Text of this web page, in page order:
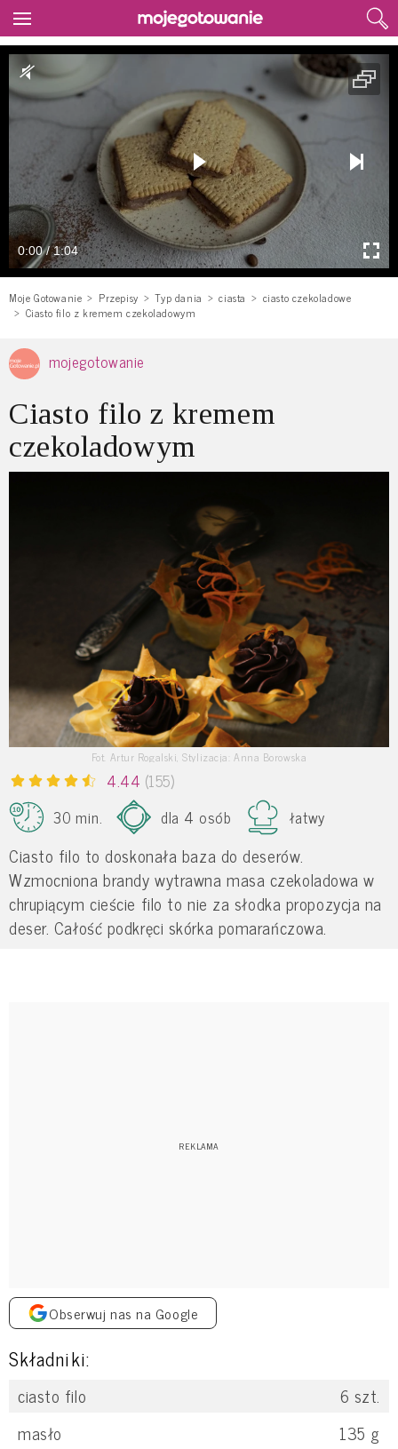
0:00 / 1:04
Moje Gotowanie Przepisy Typ dania ciasta
ciasto czekoladowe
Ciasto filo z kremem czekoladowym
mojegotowanie
Ciasto filo z kremem
czekoladowym
Fot. Artur Rogalski, Stylizacja: Anna Borowska
4.44 (155)
30 min.
dla 4 osób łatwy
Ciasto filo to doskonała baza do deserów.
Wzmocniona brandy wytrawna masa czekoladowa w
chrupiącym cieście filo to nie za słodka propozycja na
deser. Całość podkręci skórka pomarańczowa.
Obserwuj nas na Google
Składniki:
ciasto filo 6 szt.
masło
135 g